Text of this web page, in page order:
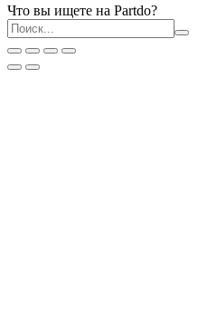
Что вы ищете на Partdo?